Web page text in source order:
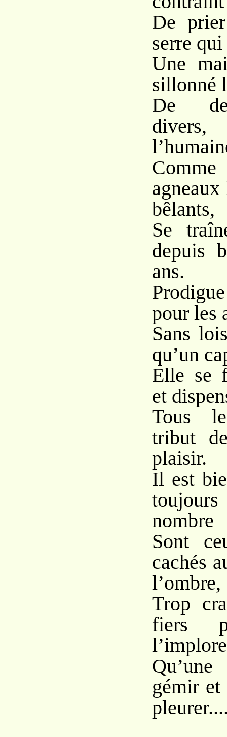
De
serre
Une
sillonné
De
agneaux
bêlants,
Se
depuis
ans.
pour les
Sans
qu’un
Elle se
et
Tous
tribut
plaisir.
Il est
nombre
Sont
cachés
l’ombre,
Trop
fiers
gémir et